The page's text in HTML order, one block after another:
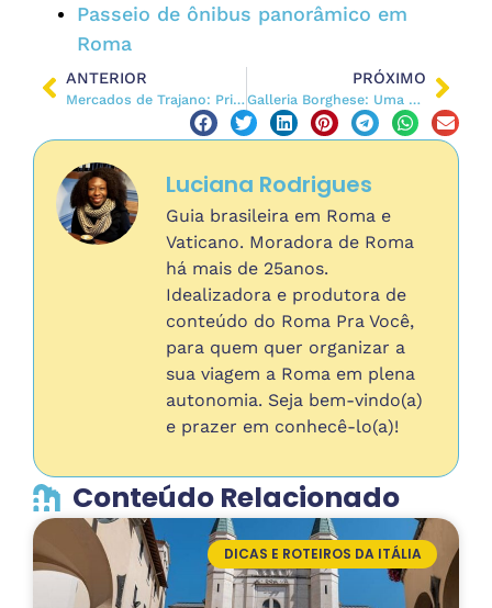
Passeio de ônibus panorâmico em
Roma
ANTERIOR
Mercados de Trajano: Primeiro Centro Comercial do Mundo
PRÓXIMO
Galleria Borghese: Uma Visita que Vale a Pena
Luciana Rodrigues
Guia brasileira em Roma e
Vaticano. Moradora de Roma
há mais de 25anos.
Idealizadora e produtora de
conteúdo do Roma Pra Você,
para quem quer organizar a
sua viagem a Roma em plena
autonomia. Seja bem-vindo(a)
e prazer em conhecê-lo(a)!
Conteúdo Relacionado
DICAS E ROTEIROS DA ITÁLIA